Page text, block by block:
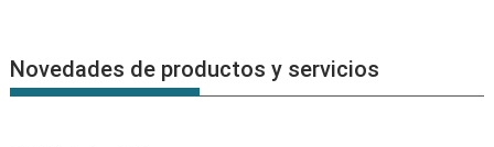
Novedades de productos y servicios